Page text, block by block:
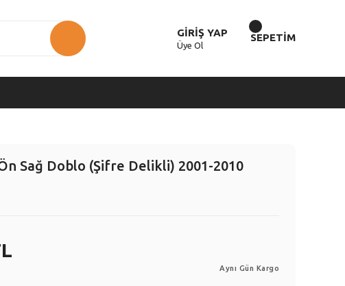
GİRİŞ YAP
Üye Ol
SEPETİM
Ön Sağ Doblo (Şifre Delikli) 2001-2010
Aynı Gün Kargo